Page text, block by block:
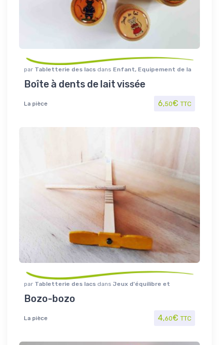
par Tabletterie des lacs dans Enfant, Equipement de la
personne
Boîte à dents de lait vissée
La pièce 6,50€ TTC
par Tabletterie des lacs dans Jeux d'équilibre et
Bozo-bozo
La pièce 4,60€ TTC